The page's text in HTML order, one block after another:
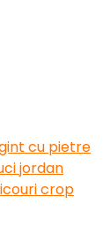
cu pietre
jordan
crop